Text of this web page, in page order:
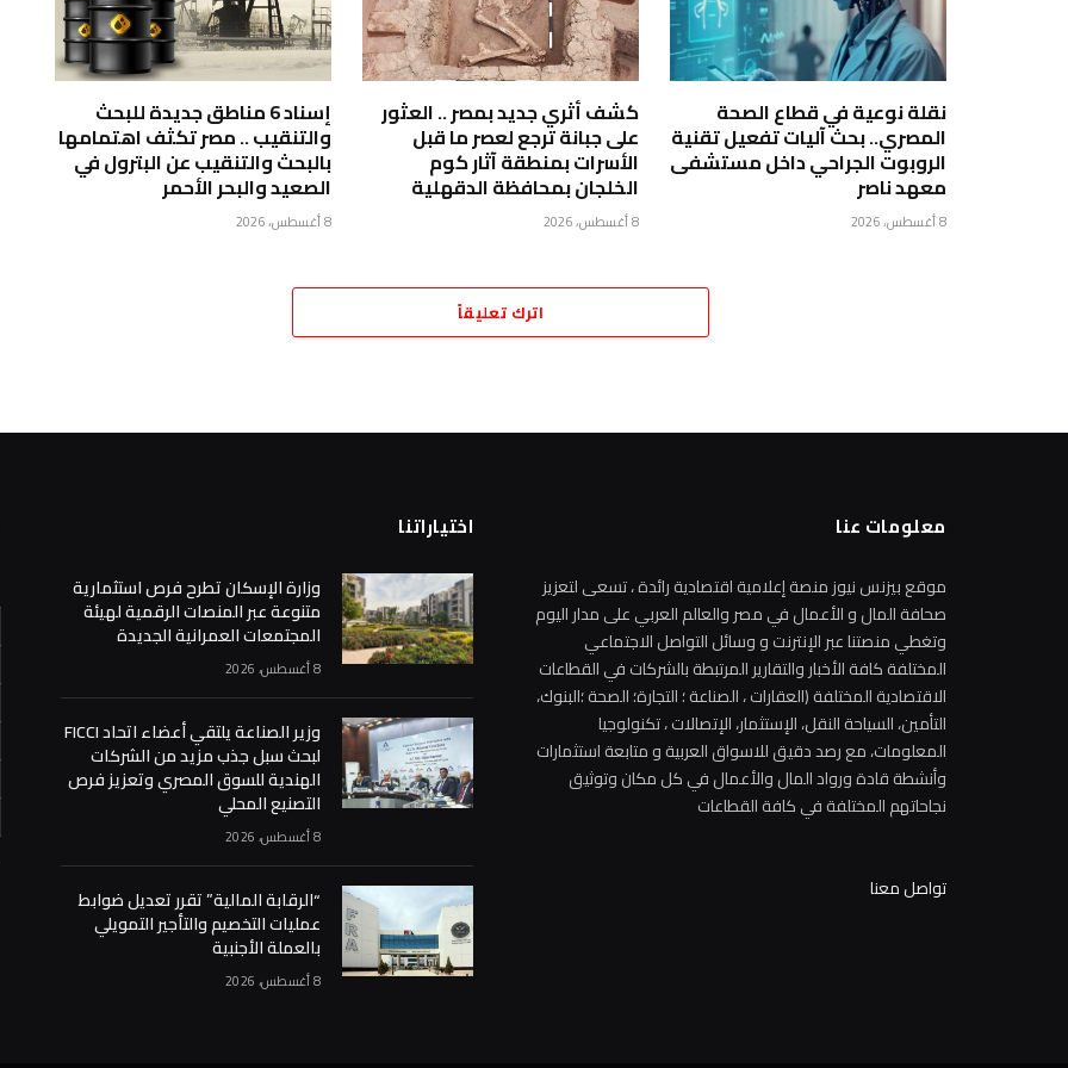
نقلة نوعية في قطاع الصحة
المصري.. بحث آليات تفعيل تقنية
الروبوت الجراحي داخل مستشفى
معهد ناصر
8 أغسطس، 2026
كشف أثري جديد بمصر .. ⁠العثور
على جبانة ترجع لعصر ما قبل
الأسرات بمنطقة آثار كوم
الخلجان بمحافظة الدقهلية
8 أغسطس، 2026
إسناد 6 مناطق جديدة للبحث
والتنقيب .. مصر تكثف اهتمامها
بالبحث والتنقيب عن البترول في
الصعيد والبحر الأحمر
8 أغسطس، 2026
اترك تعليقاً
معلومات عنا
موقع بيزنس نيوز منصة إعلامية اقتصادية رائدة ، تسعى لتعزيز
صحافة المال و الأعمال في مصر والعالم العربي على مدار اليوم
وتغطي منصتنا عبر الإنترنت و وسائل التواصل الاجتماعي
المختلفة كافة الأخبار والتقارير المرتبطة بالشركات في القطاعات
الاقتصادية المختلفة (العقارات ، الصناعة ؛ التجارة؛ الصحة ؛البنوك،
التأمين، السياحة النقل، الإستثمار، الإتصالات ، تكنولوجيا
المعلومات، مع رصد دقيق للاسواق العربية و متابعة استثمارات
وأنشطة قادة ورواد المال والأعمال في كل مكان وتوثيق
نجاحاتهم المختلفة في كافة القطاعات
تواصل معنا
اختياراتنا
وزارة الإسكان تطرح فرص استثمارية
متنوعة عبر المنصات الرقمية لهيئة
المجتمعات العمرانية الجديدة
8 أغسطس، 2026
وزير الصناعة يلتقي أعضاء اتحاد FICCI
لبحث سبل جذب مزيد من الشركات
الهندية للسوق المصري وتعزيز فرص
التصنيع المحلي
8 أغسطس، 2026
“الرقابة المالية” تقرر تعديل ضوابط
عمليات التخصيم والتأجير التمويلي
بالعملة الأجنبية
8 أغسطس، 2026